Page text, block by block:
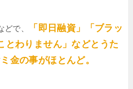
どで、
「即日融資」「ブラッ
とわりません」などとうた
金の事がほとんど。